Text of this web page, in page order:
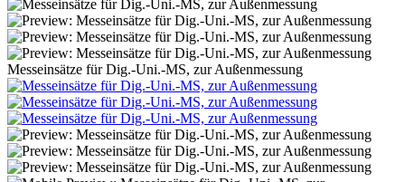
Messeinsätze für Dig.-Uni.-MS, zur Außenmessung